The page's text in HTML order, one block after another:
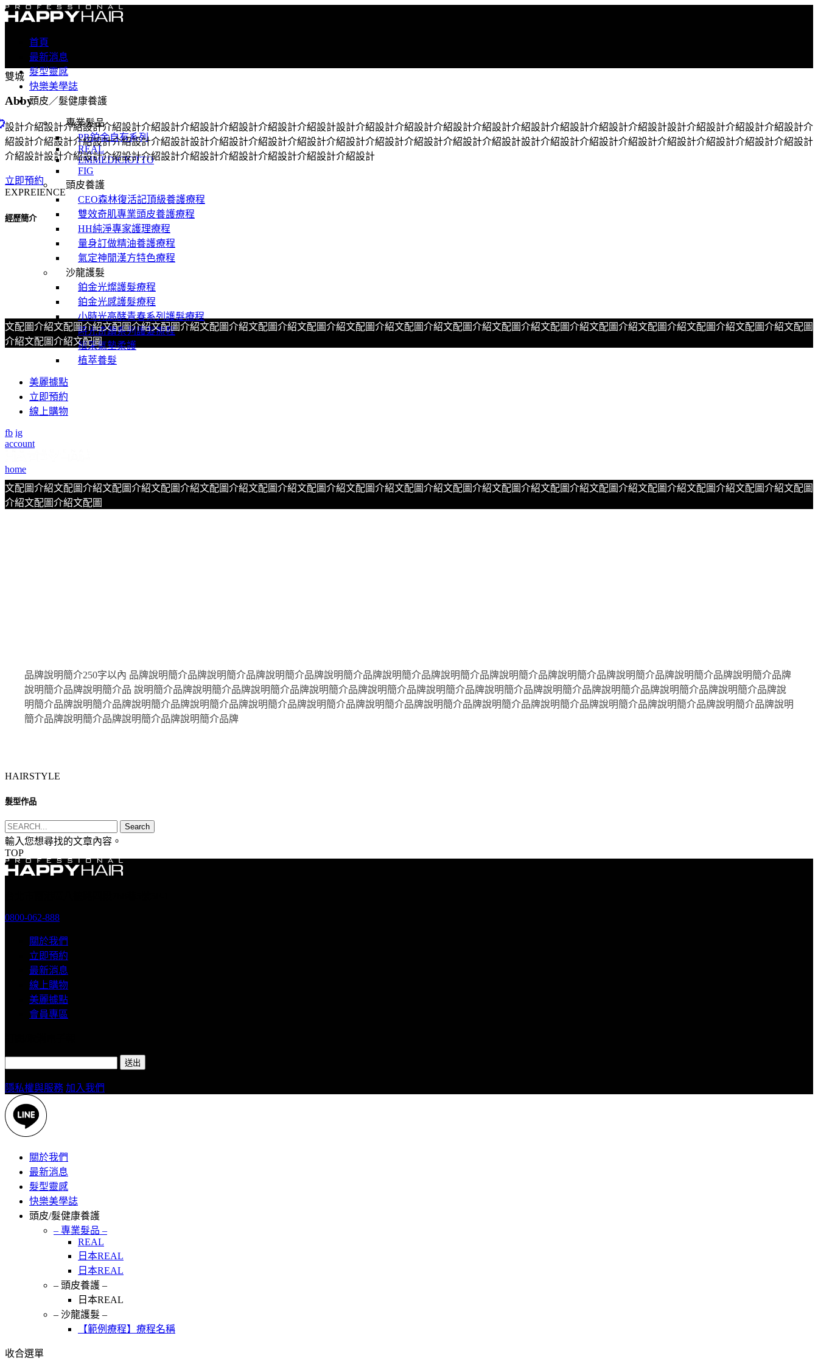
首頁
最新消息
髮型靈感
快樂美學誌
頭皮／髮健康養護
專業髮品
PR鉑金自有系列
REAL
EMMEDICIOTTO
FIG
頭皮養護
CEO森林復活記頂級養護療程
雙效奇肌專業頭皮養護療程
HH純淨專家護理療程
量身訂做精油養護療程
氣定神閒漢方特色療程
沙龍護髮
鉑金光燦護髮療程
鉑金光感護髮療程
小時光高酵青春系列護髮療程
時光奇蹟系列護髮療程
植采氣墊柔護
植萃養髮
美麗據點
立即預約
線上購物
fb ig
account
home
雙城
Abby
設計介紹設計介紹設計介紹設計介紹設計介紹設計介紹設計介紹設計介紹設計設計介紹設計介紹設計介紹設計介紹設計介紹設計介紹設計介紹設計介紹設計設計介紹設計介紹設計介紹設計介
紹設計介紹設計介紹設計介紹設計介紹設計設計介紹設計介紹設計介紹設計介紹設計介紹設計介紹設計介紹設計介紹設計設計介紹設計介紹設計介紹設計介紹設計介紹設計介紹設計介紹設計
介紹設計設計介紹設計介紹設計介紹設計介紹設計介紹設計介紹設計介紹設計介紹設計
立即預約
EXPREIENCE
經歷簡介
文配圖介紹文配圖介紹文配圖介紹文配圖介紹文配圖介紹文配圖介紹文配圖介紹文配圖介紹文配圖介紹文配圖介紹文配圖介紹文配圖介紹文配圖介紹文配圖介紹文配圖介紹文配圖介紹文配圖
介紹文配圖介紹文配圖
文配圖介紹文配圖介紹文配圖介紹文配圖介紹文配圖介紹文配圖介紹文配圖介紹文配圖介紹文配圖介紹文配圖介紹文配圖介紹文配圖介紹文配圖介紹文配圖介紹文配圖介紹文配圖介紹文配圖
介紹文配圖介紹文配圖
品牌說明簡介250字以內 品牌說明簡介品牌說明簡介品牌說明簡介品牌說明簡介品牌說明簡介品牌說明簡介品牌說明簡介品牌說明簡介品牌說明簡介品牌說明簡介品牌說明簡介品牌
說明簡介品牌說明簡介品 說明簡介品牌說明簡介品牌說明簡介品牌說明簡介品牌說明簡介品牌說明簡介品牌說明簡介品牌說明簡介品牌說明簡介品牌說明簡介品牌說明簡介品牌說
明簡介品牌說明簡介品牌說明簡介品牌說明簡介品牌說明簡介品牌說明簡介品牌說明簡介品牌說明簡介品牌說明簡介品牌說明簡介品牌說明簡介品牌說明簡介品牌說明簡介品牌說明
簡介品牌說明簡介品牌說明簡介品牌說明簡介品牌
HAIRSTYLE
髮型作品
Search
輸入您想尋找的文章內容。
TOP
0800-062-888
關於我們
立即預約
最新消息
線上購物
美麗據點
會員專區
隱私權與服務 加入我們
關於我們
最新消息
髮型靈感
快樂美學誌
頭皮/髮健康養護
– 專業髮品 –
REAL
日本REAL
日本REAL
– 頭皮養護 –
日本REAL
– 沙龍護髮 –
【範例療程】療程名稱
收合選單